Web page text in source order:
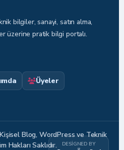
bilgiler, sanayi, satın alma,
üzerine pratik bilgi portalı.
Üyeler
Blog, WordPress ve Teknik
Hakları Saklıdır.
DESIGNED BY